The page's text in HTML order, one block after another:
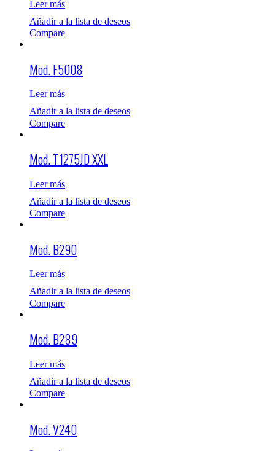
Leer más
Añadir a la lista de deseos
Compare
Mod. F5008
Leer más
Añadir a la lista de deseos
Compare
Mod. T1275JD XXL
Leer más
Añadir a la lista de deseos
Compare
Mod. B290
Leer más
Añadir a la lista de deseos
Compare
Mod. B289
Leer más
Añadir a la lista de deseos
Compare
Mod. V240